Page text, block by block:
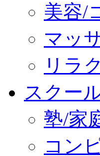
美容/
マッ
リラ
スクー
塾/家
コン